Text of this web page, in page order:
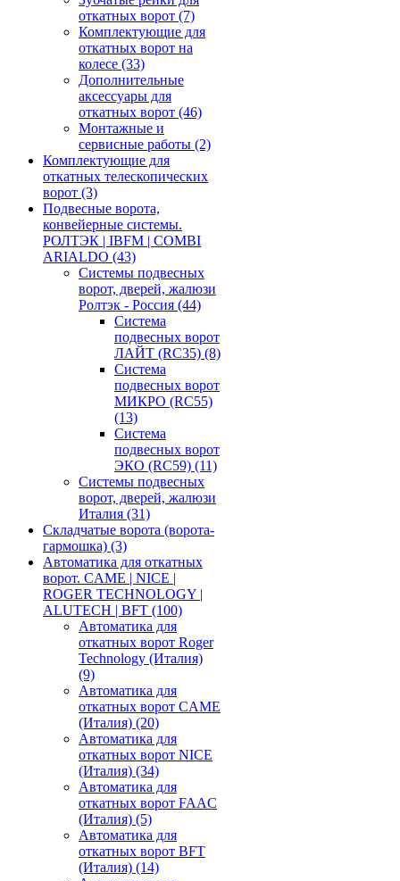
откатных ворот (7)
Комплектующие для
откатных ворот на
колесе (33)
Дополнительные
аксессуары для
откатных ворот (46)
Монтажные и
сервисные работы (2)
Комплектующие для
откатных телескопических
ворот (3)
Подвесные ворота,
конвейерные системы.
РОЛТЭК | IBFM | COMBI
ARIALDO (43)
Системы подвесных
ворот, дверей, жалюзи
Ролтэк - Россия (44)
Система
подвесных ворот
ЛАЙТ (RC35) (8)
Система
подвесных ворот
МИКРО (RC55)
(13)
Система
подвесных ворот
ЭКО (RC59) (11)
Системы подвесных
ворот, дверей, жалюзи
Италия (31)
Складчатые ворота (ворота-
гармошка) (3)
Автоматика для откатных
ворот. CAME | NICE |
ROGER TECHNOLOGY |
ALUTECH | BFT (100)
Автоматика для
откатных ворот Roger
Technology (Италия)
(9)
Автоматика для
откатных ворот CAME
(Италия) (20)
Автоматика для
откатных ворот NICE
(Италия) (34)
Автоматика для
откатных ворот FAAC
(Италия) (5)
Автоматика для
откатных ворот BFT
(Италия) (14)